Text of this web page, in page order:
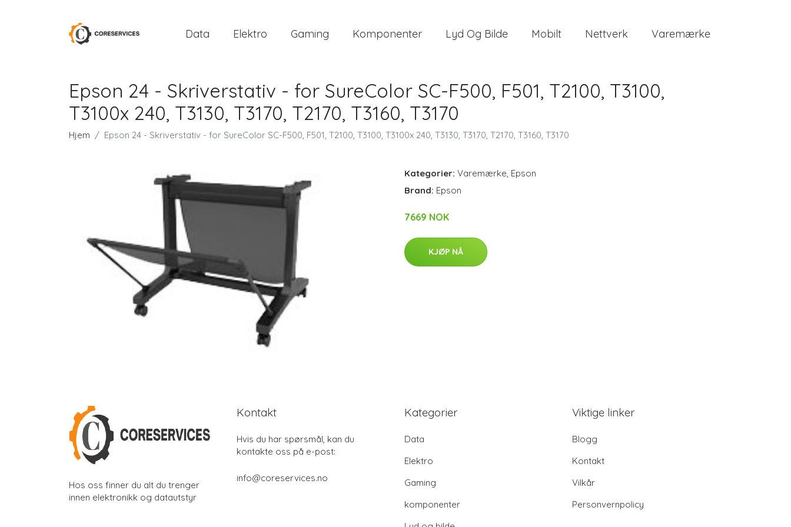
Data Elektro Gaming Komponenter Lyd Og Bilde Mobilt Nettverk Varemærke
Epson 24 - Skriverstativ - for SureColor SC-F500, F501, T2100, T3100,
T3100x 240, T3130, T3170, T2170, T3160, T3170
Hjem Epson 24 - Skriverstativ - for SureColor SC-F500, F501, T2100, T3100, T3100x 240, T3130, T3170, T2170, T3160, T3170
Kategorier: Varemærke, Epson
Brand: Epson
7669 NOK
KJØP NÅ
Hos oss finner du alt du trenger
innen elektronikk og datautstyr
Kontakt
Hvis du har spørsmål, kan du
kontakte oss på e-post:
info@coreservices.no
Kategorier
Data
Elektro
Gaming
komponenter
Viktige linker
Blogg
Kontakt
Vilkår
Personvernpolicy